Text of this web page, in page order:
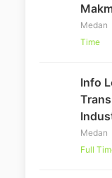
Medan
Time
Info
Medan
Full